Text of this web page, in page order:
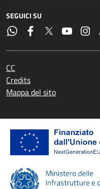
SEGUICI SU
CC
Credits
Mappa del sito